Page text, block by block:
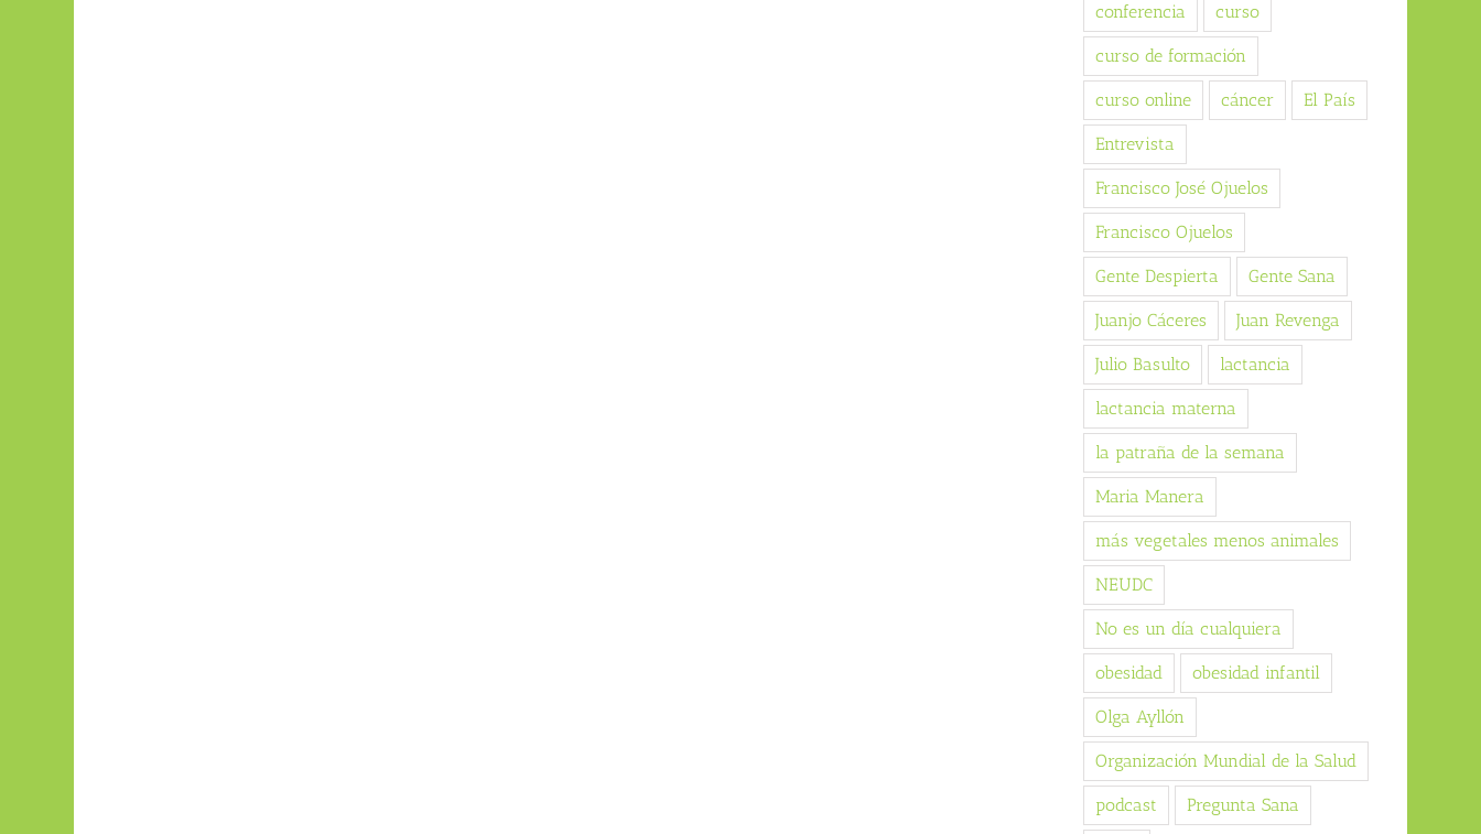
conferencia curso
curso de formación
curso online cáncer El País
Entrevista
Francisco José Ojuelos
Francisco Ojuelos
Gente Despierta Gente Sana
Juanjo Cáceres Juan Revenga
Julio Basulto lactancia
lactancia materna
la patraña de la semana
Maria Manera
más vegetales menos animales
NEUDC
No es un día cualquiera
obesidad obesidad infantil
Olga Ayllón
Organización Mundial de la Salud
podcast Pregunta Sana